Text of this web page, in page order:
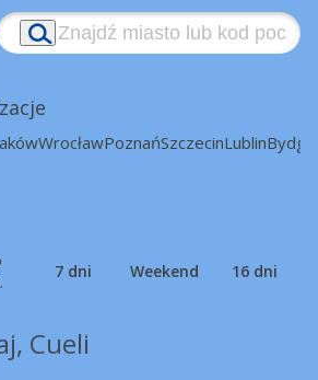
WrocławPoznańSzczecinLublin
7 dni Weekend 16 dni
Cueli